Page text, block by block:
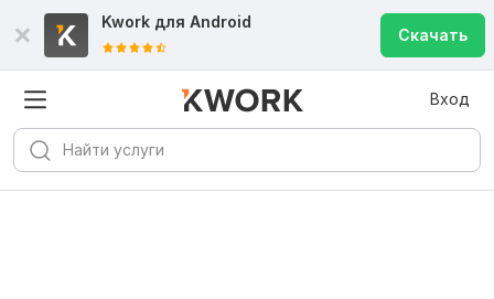
Kwork для Android
Скачать
Вход